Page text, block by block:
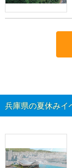
兵庫県の夏休みイ